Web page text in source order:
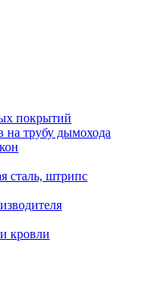
покрытий
на трубу дымохода
сталь, штрипс
кровли